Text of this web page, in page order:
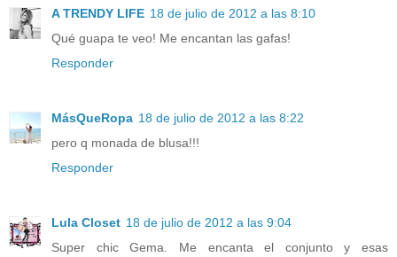
A TRENDY LIFE 18 de julio de 2012 a las 8:10
Qué guapa te veo! Me encantan las gafas!
Responder
MásQueRopa 18 de julio de 2012 a las 8:22
pero q monada de blusa!!!
Responder
Lula Closet 18 de julio de 2012 a las 9:04
Super chic Gema. Me encanta el conjunto y esas